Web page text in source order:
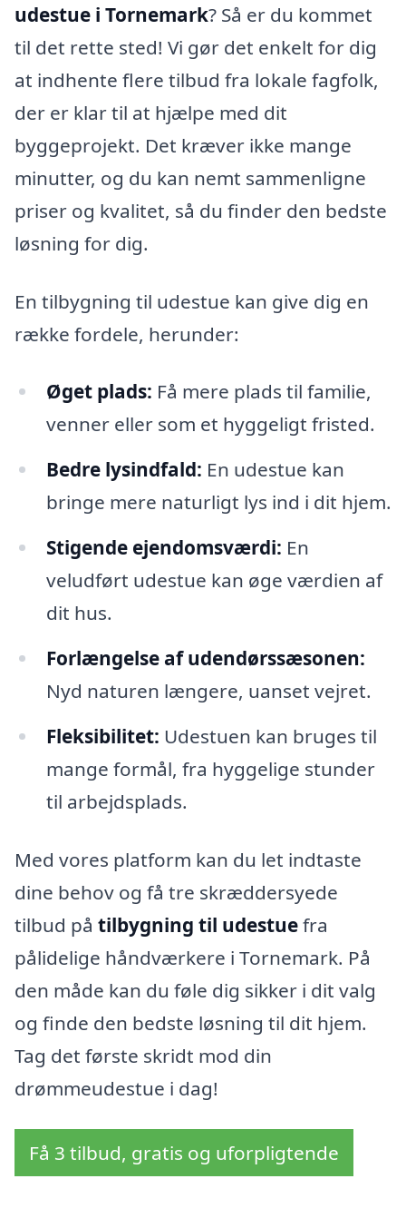
udestue i Tornemark? Så er du kommet
til det rette sted! Vi gør det enkelt for dig
at indhente flere tilbud fra lokale fagfolk,
der er klar til at hjælpe med dit
byggeprojekt. Det kræver ikke mange
minutter, og du kan nemt sammenligne
priser og kvalitet, så du finder den bedste
løsning for dig.
En tilbygning til udestue kan give dig en
række fordele, herunder:
Øget plads: Få mere plads til familie,
venner eller som et hyggeligt fristed.
Bedre lysindfald: En udestue kan
bringe mere naturligt lys ind i dit hjem.
Stigende ejendomsværdi: En
veludført udestue kan øge værdien af
dit hus.
Forlængelse af udendørssæsonen:
Nyd naturen længere, uanset vejret.
Fleksibilitet: Udestuen kan bruges til
mange formål, fra hyggelige stunder
til arbejdsplads.
Med vores platform kan du let indtaste
dine behov og få tre skræddersyede
tilbud på tilbygning til udestuefra
pålidelige håndværkere i Tornemark. På
den måde kan du føle dig sikker i dit valg
og finde den bedste løsning til dit hjem.
Tag det første skridt mod din
drømmeudestue i dag!
Få 3 tilbud, gratis og uforpligtende